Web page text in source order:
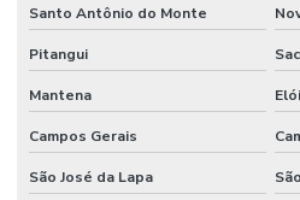
Santo Antônio do Monte
Pitangui
Mantena
Campos Gerais
São José da Lapa